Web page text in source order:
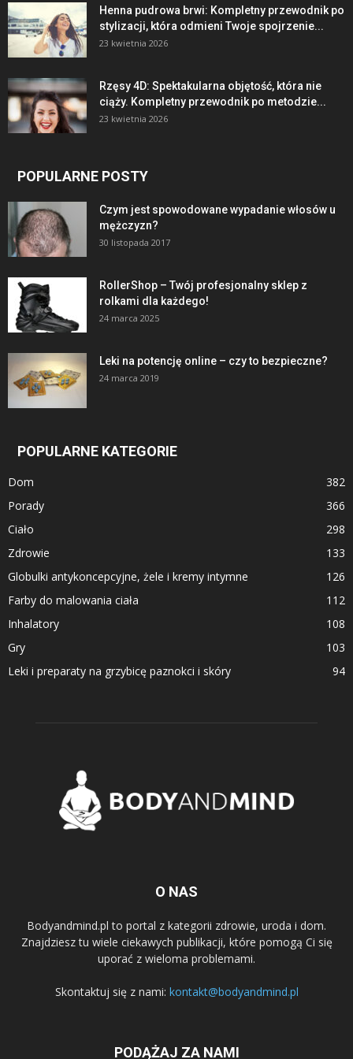
Henna pudrowa brwi: Kompletny przewodnik po
stylizacji, która odmieni Twoje spojrzenie...
23 kwietnia 2026
Rzęsy 4D: Spektakularna objętość, która nie
ciąży. Kompletny przewodnik po metodzie...
23 kwietnia 2026
POPULARNE POSTY
Czym jest spowodowane wypadanie włosów u
mężczyzn?
30 listopada 2017
RollerShop – Twój profesjonalny sklep z
rolkami dla każdego!
24 marca 2025
Leki na potencję online – czy to bezpieczne?
24 marca 2019
POPULARNE KATEGORIE
Dom
382
Porady
366
Ciało
298
Zdrowie
133
Globulki antykoncepcyjne, żele i kremy intymne
126
Farby do malowania ciała
112
Inhalatory
108
Gry
103
Leki i preparaty na grzybicę paznokci i skóry
94
O NAS
Bodyandmind.pl to portal z kategorii zdrowie, uroda i dom.
Znajdziesz tu wiele ciekawych publikacji, które pomogą Ci się
uporać z wieloma problemami.
Skontaktuj się z nami: kontakt@bodyandmind.pl
PODĄŻAJ ZA NAMI